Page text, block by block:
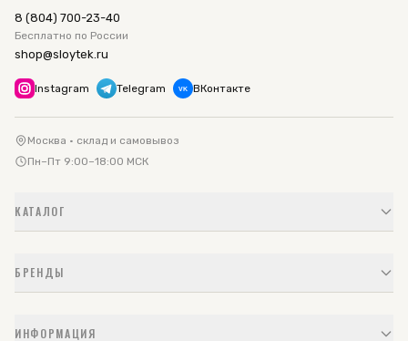
8 (804) 700-23-40
Бесплатно по России
shop@sloytek.ru
Instagram Telegram VK ВКонтакте
Москва · склад и самовывоз
Пн–Пт 9:00–18:00 МСК
КАТАЛОГ
БРЕНДЫ
ИНФОРМАЦИЯ